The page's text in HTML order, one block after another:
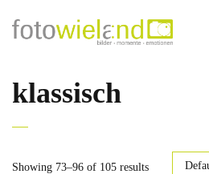
klassisch
Showing 73–96 of 105 results